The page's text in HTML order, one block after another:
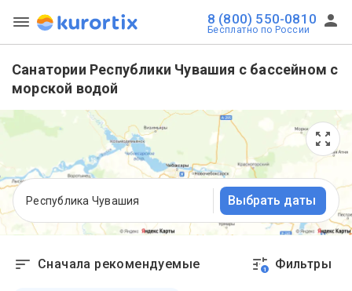
8 (800) 550-0810
Бесплатно по России
Санатории Республики Чувашия с бассейном с
морской водой
Республика Чувашия Выбрать даты
Сначала рекомендуемые 1 Фильтры